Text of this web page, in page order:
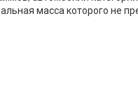
масса которого не